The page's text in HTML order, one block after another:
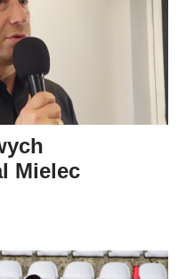
Mielec